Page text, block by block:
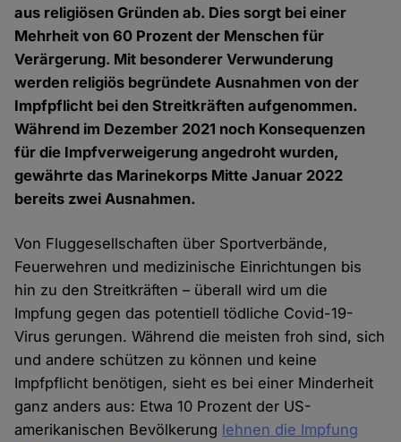
aus religiösen Gründen ab. Dies sorgt bei einer
Mehrheit von 60 Prozent der Menschen für
Verärgerung. Mit besonderer Verwunderung
werden religiös begründete Ausnahmen von der
Impfpflicht bei den Streitkräften aufgenommen.
Während im Dezember 2021 noch Konsequenzen
für die Impfverweigerung angedroht wurden,
gewährte das Marinekorps Mitte Januar 2022
bereits zwei Ausnahmen.
Von Fluggesellschaften über Sportverbände,
Feuerwehren und medizinische Einrichtungen bis
hin zu den Streitkräften – überall wird um die
Impfung gegen das potentiell tödliche Covid-19-
Virus gerungen. Während die meisten froh sind, sich
und andere schützen zu können und keine
Impfpflicht benötigen, sieht es bei einer Minderheit
ganz anders aus: Etwa 10 Prozent der US-
amerikanischen Bevölkerung lehnen die Impfung